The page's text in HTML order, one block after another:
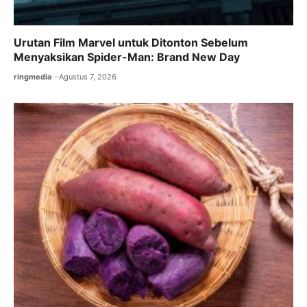
Urutan Film Marvel untuk Ditonton Sebelum
Menyaksikan Spider-Man: Brand New Day
ringmedia Agustus 7, 2026